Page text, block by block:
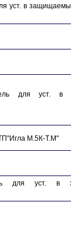
уст. в
для уст. в
"Игла М.5К-Т.М"
для уст. в